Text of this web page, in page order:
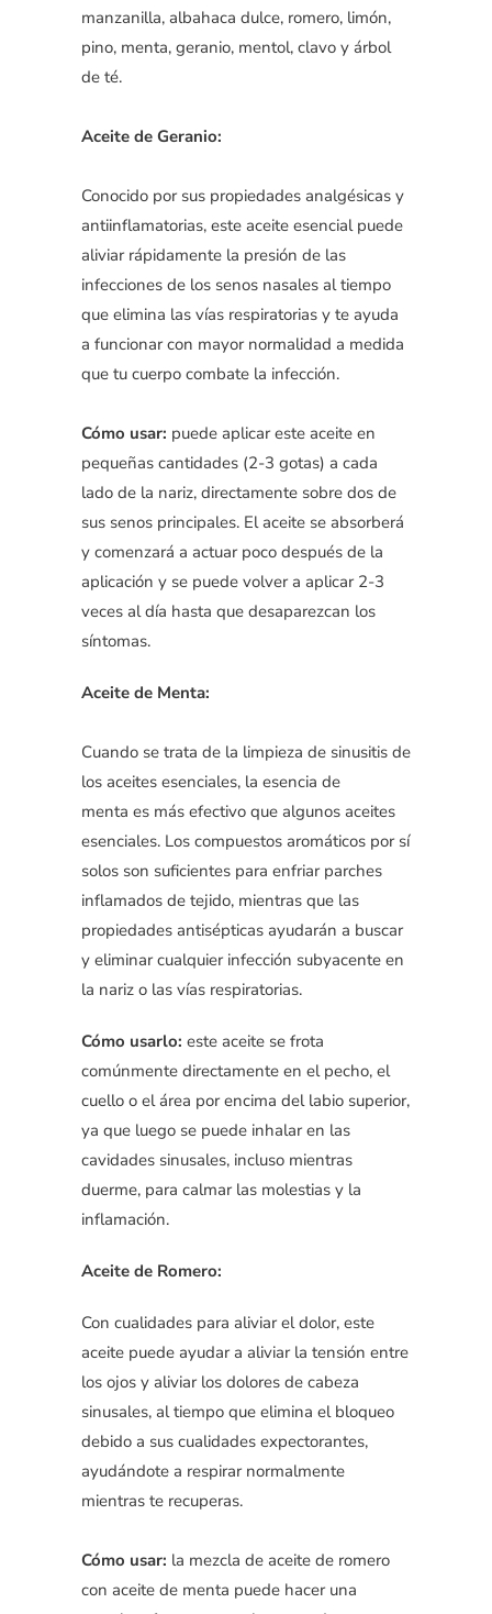
manzanilla, albahaca dulce, romero, limón,
pino, menta, geranio, mentol, clavo y árbol
de té.
Aceite de Geranio:
Conocido por sus propiedades analgésicas y
antiinflamatorias, este aceite esencial puede
aliviar rápidamente la presión de las
infecciones de los senos nasales al tiempo
que elimina las vías respiratorias y te ayuda
a funcionar con mayor normalidad a medida
que tu cuerpo combate la infección.
Cómo usar: puede aplicar este aceite en
pequeñas cantidades (2-3 gotas) a cada
lado de la nariz, directamente sobre dos de
sus senos principales. El aceite se absorberá
y comenzará a actuar poco después de la
aplicación y se puede volver a aplicar 2-3
veces al día hasta que desaparezcan los
síntomas.
Aceite de Menta:
Cuando se trata de la limpieza de sinusitis de
los aceites esenciales, la esencia de
menta es más efectivo que algunos aceites
esenciales. Los compuestos aromáticos por sí
solos son suficientes para enfriar parches
inflamados de tejido, mientras que las
propiedades antisépticas ayudarán a buscar
y eliminar cualquier infección subyacente en
la nariz o las vías respiratorias.
Cómo usarlo: este aceite se frota
comúnmente directamente en el pecho, el
cuello o el área por encima del labio superior,
ya que luego se puede inhalar en las
cavidades sinusales, incluso mientras
duerme, para calmar las molestias y la
inflamación.
Aceite de Romero:
Con cualidades para aliviar el dolor, este
aceite puede ayudar a aliviar la tensión entre
los ojos y aliviar los dolores de cabeza
sinusales, al tiempo que elimina el bloqueo
debido a sus cualidades expectorantes,
ayudándote a respirar normalmente
mientras te recuperas.
Cómo usar: la mezcla de aceite de romero
con aceite de menta puede hacer una